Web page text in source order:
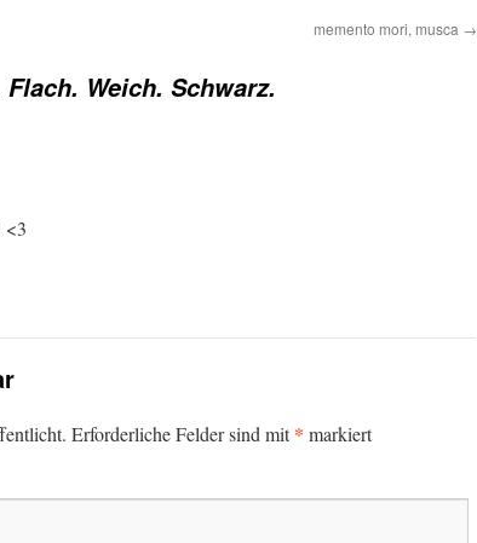
memento mori, musca →
Weich. Schwarz.
<3
Erforderliche Felder sind mit* markiert